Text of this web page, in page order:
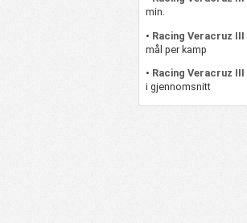
min.
• Racing Veracruz III
mål per kamp
• Racing Veracruz III
i gjennomsnitt